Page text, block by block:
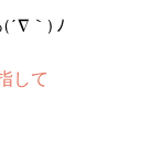
｀) ﾉ
して